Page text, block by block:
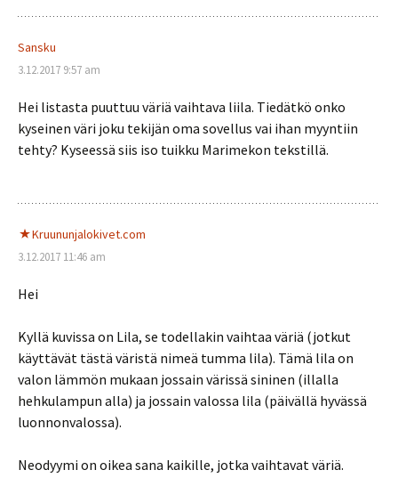
Sansku
3.12.2017 9:57 am
Hei listasta puuttuu väriä vaihtava liila. Tiedätkö onko
kyseinen väri joku tekijän oma sovellus vai ihan myyntiin
tehty? Kyseessä siis iso tuikku Marimekon tekstillä.
Kruununjalokivet.com
3.12.2017 11:46 am
Hei
Kyllä kuvissa on Lila, se todellakin vaihtaa väriä (jotkut
käyttävät tästä väristä nimeä tumma lila). Tämä lila on
valon lämmön mukaan jossain värissä sininen (illalla
hehkulampun alla) ja jossain valossa lila (päivällä hyvässä
luonnonvalossa).
Neodyymi on oikea sana kaikille, jotka vaihtavat väriä.